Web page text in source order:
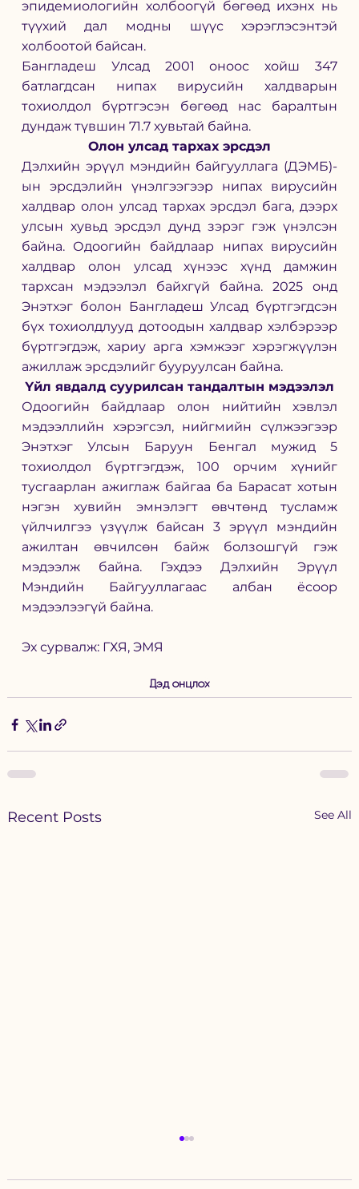
эпидемиологийн холбоогүй бөгөөд ихэнх нь
түүхий дал модны шүүс хэрэглэсэнтэй
холбоотой байсан.
Бангладеш Улсад 2001 оноос хойш 347
батлагдсан нипах вирусийн халдварын
тохиолдол бүртгэсэн бөгөөд нас баралтын
дундаж түвшин 71.7 хувьтай байна.
Олон улсад тархах эрсдэл
Дэлхийн эрүүл мэндийн байгууллага (ДЭМБ)-
ын эрсдэлийн үнэлгээгээр нипах вирусийн
халдвар олон улсад тархах эрсдэл бага, дээрх
улсын хувьд эрсдэл дунд зэрэг гэж үнэлсэн
байна. Одоогийн байдлаар нипах вирусийн
халдвар олон улсад хүнээс хүнд дамжин
тархсан мэдээлэл байхгүй байна. 2025 онд
Энэтхэг болон Бангладеш Улсад бүртгэгдсэн
бүх тохиолдлууд дотоодын халдвар хэлбэрээр
бүртгэгдэж, хариу арга хэмжээг хэрэгжүүлэн
ажиллаж эрсдэлийг бууруулсан байна.
Үйл явдалд суурилсан тандалтын мэдээлэл
Одоогийн байдлаар олон нийтийн хэвлэл
мэдээллийн хэрэгсэл, нийгмийн сүлжээгээр
Энэтхэг Улсын Баруун Бенгал мужид 5
тохиолдол бүртгэгдэж, 100 орчим хүнийг
тусгаарлан ажиглаж байгаа ба Барасат хотын
нэгэн хувийн эмнэлэгт өвчтөнд тусламж
үйлчилгээ үзүүлж байсан 3 эрүүл мэндийн
ажилтан өвчилсөн байж болзошгүй гэж
мэдээлж байна. Гэхдээ Дэлхийн Эрүүл
Мэндийн Байгууллагаас албан ёсоор
мэдээлээгүй байна.
Эх сурвалж: ГХЯ, ЭМЯ
Дэд онцлох
Recent Posts See All